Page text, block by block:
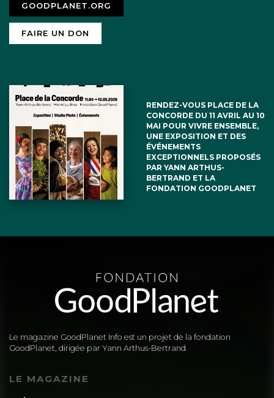
GOODPLANET.ORG
FAIRE UN DON
RENDEZ-VOUS PLACE DE LA
CONCORDE DU 11 AVRIL AU 10
MAI POUR VIVRE ENSEMBLE,
UNE EXPOSITION ET DES
ÉVÉNEMENTS
EXCEPTIONNELS PROPOSÉS
PAR YANN ARTHUS-
BERTRAND ET LA
FONDATION GOODPLANET
Le magazine GoodPlanet Info est un projet de la fondation
GoodPlanet, dirigée par Yann Arthus-Bertrand
LE MAGAZINE